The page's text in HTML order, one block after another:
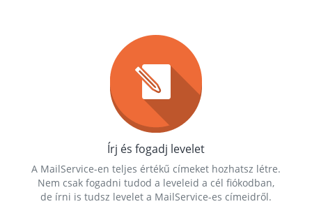
Írj és fogadj levelet
A MailService-en teljes értékű címeket hozhatsz létre.
Nem csak fogadni tudod a leveleid a cél fiókodban,
de írni is tudsz levelet a MailService-es címeidről.